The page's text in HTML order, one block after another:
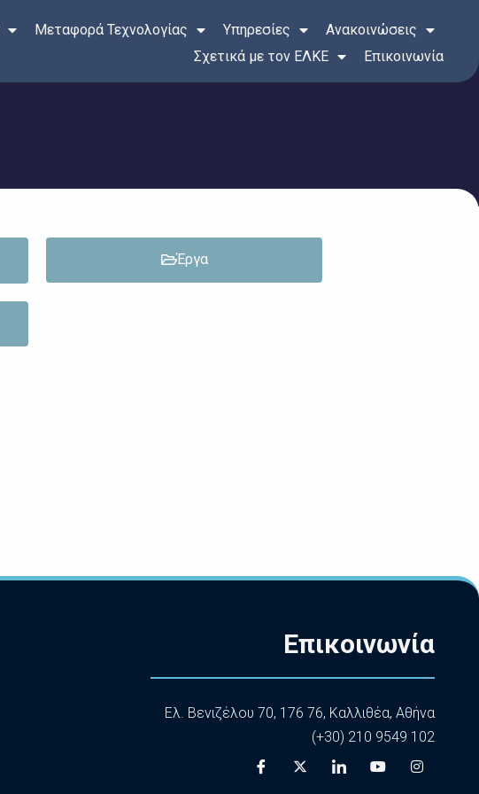
Μεταφορά Τεχνολογίας Υπηρεσίες
Ανακοινώσεις
Σχετικά με τον ΕΛΚΕ
Επικοινωνία
Έργα
Επικοινωνία
Ελ. Βενιζέλου 70, 176 76, Καλλιθέα, Αθήνα
(+30) 210 9549 102